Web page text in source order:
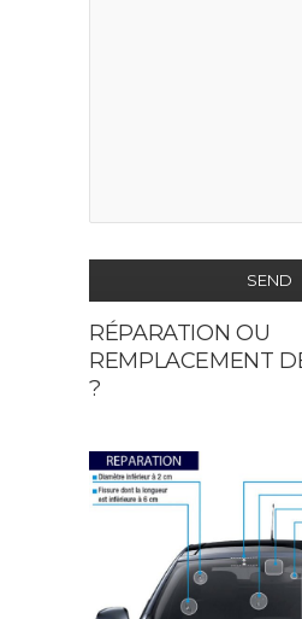
SEND
This
field
should
left
blank
RÉPARATION OU
REMPLACEMENT
?